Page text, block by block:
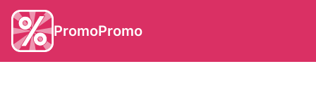
PromoPromo